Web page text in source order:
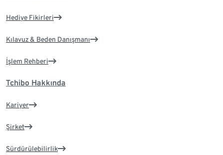
Hediye Fikirleri
Kılavuz & Beden Danışmanı
İşlem Rehberi
Tchibo Hakkında
Kariyer
Şirket
Sürdürülebilirlik